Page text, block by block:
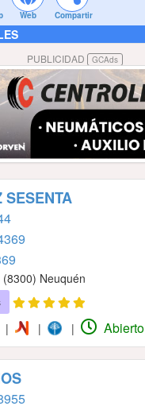
Web Compartir
PUBLICIDAD GCAds
SESENTA
Neuquén
| | | Abierto